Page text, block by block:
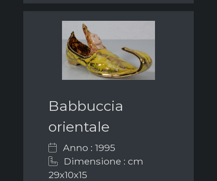
Babbuccia
orientale
Anno : 1995
Dimensione : cm
29x10x15